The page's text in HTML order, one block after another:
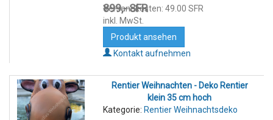
899,- SFR
Versandkosten: 49.00 SFR
inkl. MwSt.
Produkt ansehen
Kontakt aufnehmen
Rentier Weihnachten - Deko Rentier
klein 35 cm hoch
Kategorie: Rentier Weihnachtsdeko